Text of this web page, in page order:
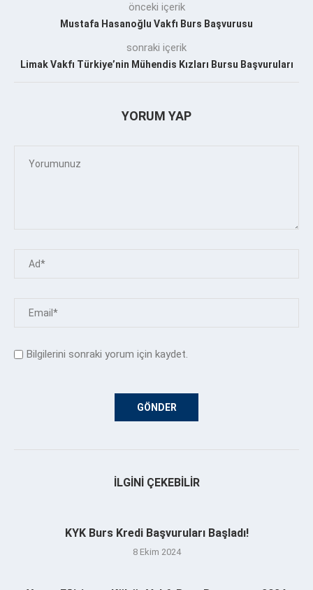
önceki içerik
Mustafa Hasanoğlu Vakfı Burs Başvurusu
sonraki içerik
Limak Vakfı Türkiye’nin Mühendis Kızları Bursu Başvuruları
YORUM YAP
Bilgilerini sonraki yorum için kaydet.
İLGINI ÇEKEBILIR
KYK Burs Kredi Başvuruları Başladı!
8 Ekim 2024